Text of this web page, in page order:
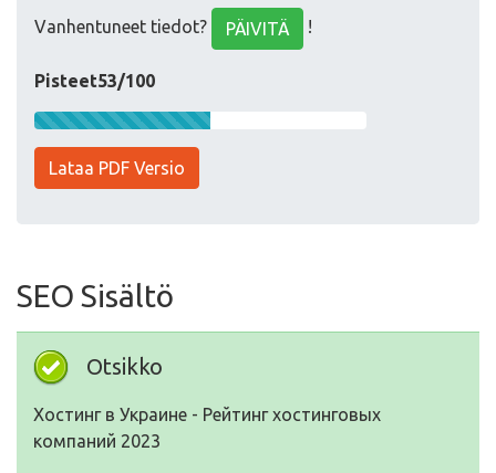
Vanhentuneet tiedot? PÄIVITÄ !
Pisteet53/100
Lataa PDF Versio
SEO Sisältö
Otsikko
Хостинг в Украине - Рейтинг хостинговых
компаний 2023